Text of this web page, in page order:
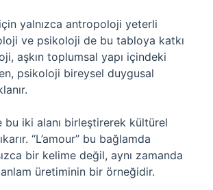
yalnızca antropoloji yeterli
ve psikoloji de bu tabloya katkı
aşkın toplumsal yapı içindeki
psikoloji bireysel duygusal
iki alanı birleştirerek kültürel
“L’amour” bu bağlamda
bir kelime değil, aynı zamanda
üretiminin bir örneğidir.